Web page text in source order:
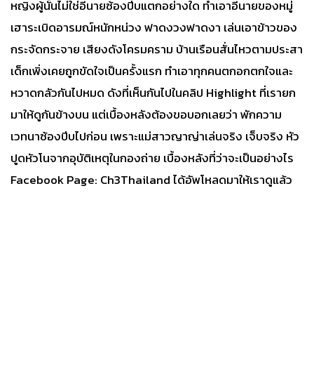
หญิงผู้นั้นไม่ใช่อี่นายซ้องปีบแตกอย่างใด ทำเอาอี่นายของหมู่
เฮาระเบิดอารมณ์หนักหน่วง ฟาดงวงฟาดงา เล่นเอาข้าวของ
กระจัดกระจาย เสียงดังโครมคราม บ้านเรือนสั่นไหวตามประสา
เด็กเพิ่งเคยถูกขัดใจเป็นครั้งแรก ทำเอาทุกคนตกอกตกใจและ
หวาดกลัวกันไปหมด ดังที่เห็นกันไปในคลิป Highlight ที่เรายก
มาให้ดูกันข้างบน แต่เบื้องหลังต้องขอบอกเลยว่า พักความ
เวทนาซ้องปีบไปก่อน เพราะแม่สาวญาญ่าเล่นจริง เจ็บจริง หัว
ปูดหัวโนจากอุบัติเหตุในกองถ่าย เบื้องหลังที่ว่าจะเป็นอย่างไร
Facebook Page: Ch3Thailand ได้อัพโหลดมาให้เราดูแล้ว